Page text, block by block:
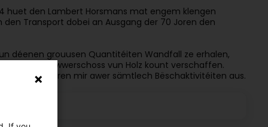
huet den Lambert Horsmans mat engem klengen
Transport dobei an Ausgang der 70 Joren den
déenen grouusen Quantitéiten Wandfall ze erhalen,
den Iwwerschoss vun Holz kount verschaffen.
féieren mir awer sämtlech Bëschaktivitéiten aus.